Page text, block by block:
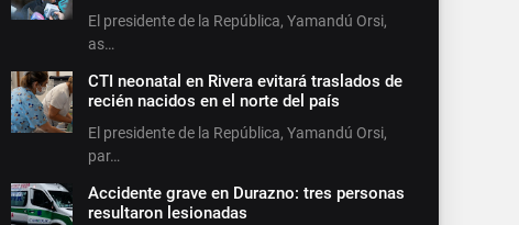
El presidente de la República, Yamandú Orsi,
as…
CTI neonatal en Rivera evitará traslados de
recién nacidos en el norte del país
El presidente de la República, Yamandú Orsi,
par…
Accidente grave en Durazno: tres personas
resultaron lesionadas